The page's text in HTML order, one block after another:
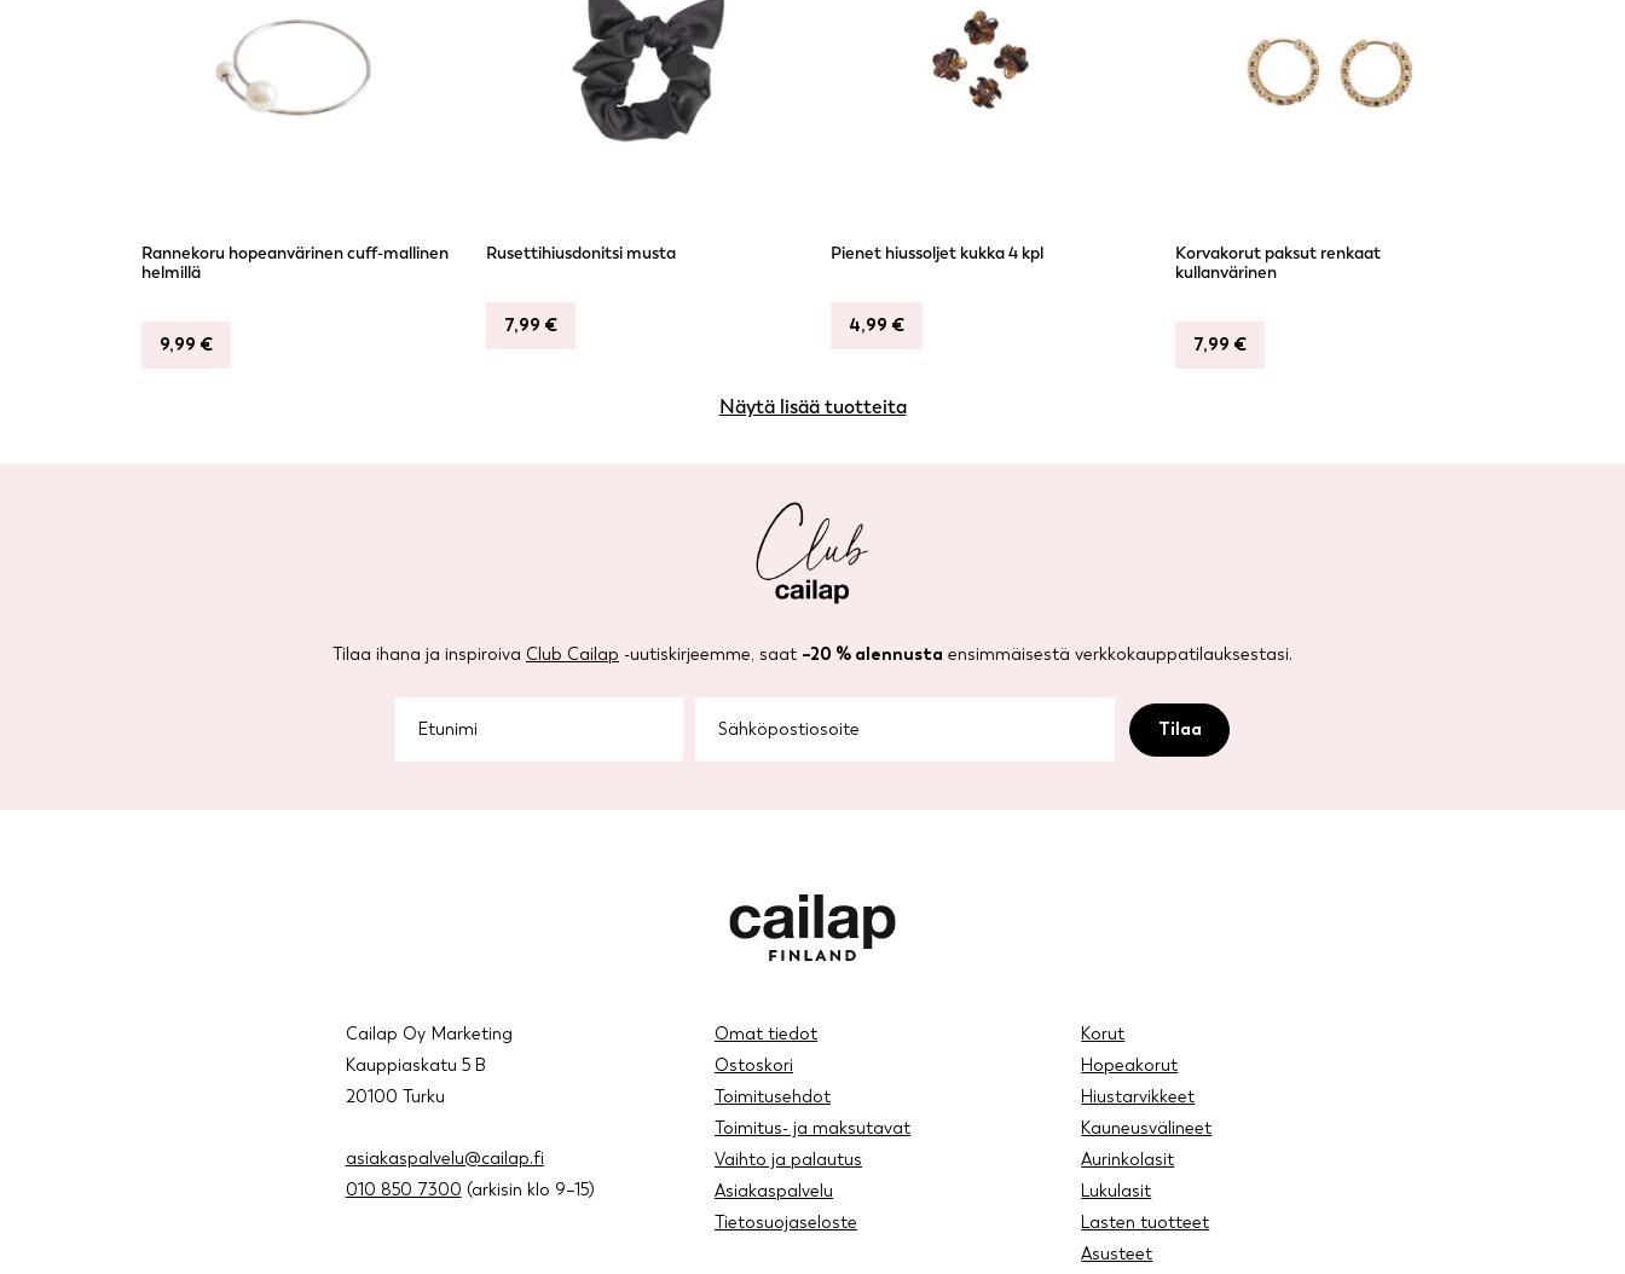
Rannekoru hopeanvärinen cuff-mallinen
helmillä
9,99 €
Rusettihiusdonitsi musta
7,99 €
Pienet hiussoljet kukka 4 kpl
4,99 €
Korvakorut paksut renkaat
kullanvärinen
7,99 €
Näytä lisää tuotteita
Tilaa ihana ja inspiroiva Club Cailap -uutiskirjeemme, saat –20 % alennusta ensimmäisestä verkkokauppatilauksestasi.
Cailap Oy Marketing
Kauppiaskatu 5 B
20100 Turku
asiakaspalvelu@cailap.fi
010 850 7300 (arkisin klo 9–15)
Omat tiedot
Ostoskori
Toimitusehdot
Toimitus- ja maksutavat
Vaihto ja palautus
Asiakaspalvelu
Tietosuojaseloste
Korut
Hopeakorut
Hiustarvikkeet
Kauneusvälineet
Aurinkolasit
Lukulasit
Lasten tuotteet
Asusteet